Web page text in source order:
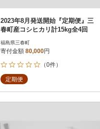
2023年8月発送開始『定期便』三
春町産コシヒカリ計15kg全4回
福島県三春町
寄付金額 80,000円
（0件）
定期便